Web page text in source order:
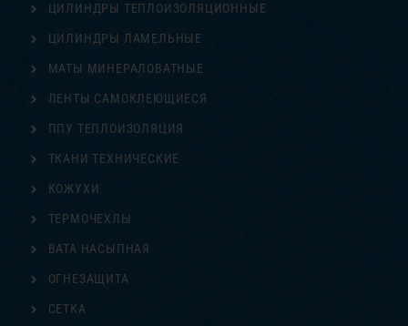
ЦИЛИНДРЫ ТЕПЛОИЗОЛЯЦИОННЫЕ
ЦИЛИНДРЫ ЛАМЕЛЬНЫЕ
МАТЫ МИНЕРАЛОВАТНЫЕ
ЛЕНТЫ САМОКЛЕЮЩИЕСЯ
ППУ ТЕПЛОИЗОЛЯЦИЯ
ТКАНИ ТЕХНИЧЕСКИЕ
КОЖУХИ
ТЕРМОЧЕХЛЫ
ВАТА НАСЫПНАЯ
ОГНЕЗАЩИТА
СЕТКА